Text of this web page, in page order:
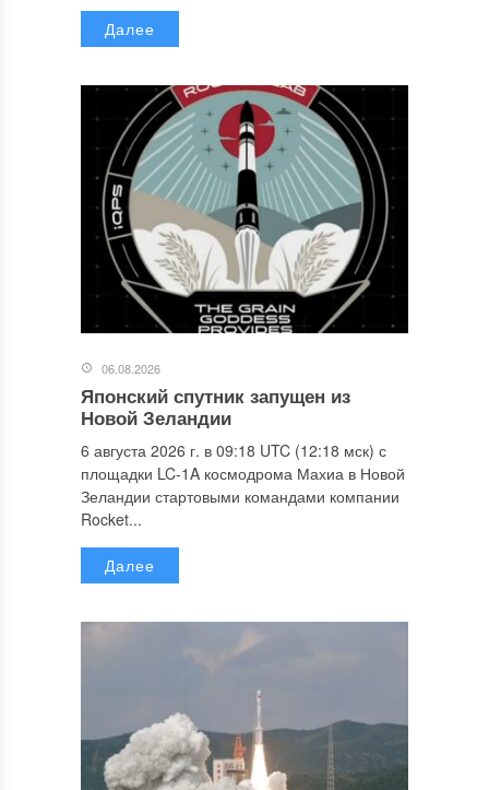
Далее
06.08.2026
Японский спутник запущен из
Новой Зеландии
6 августа 2026 г. в 09:18 UTC (12:18 мск) с
площадки LC-1A космодрома Махиа в Новой
Зеландии стартовыми командами компании
Rocket...
Далее